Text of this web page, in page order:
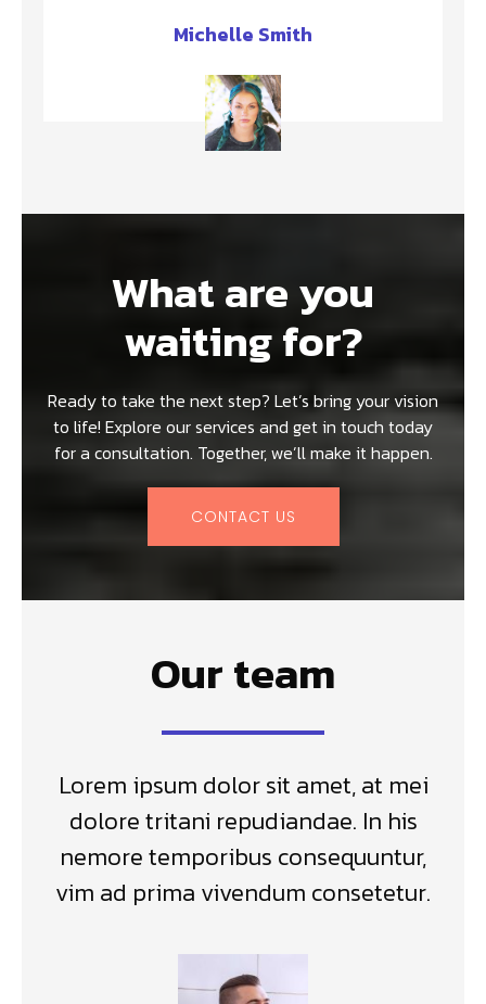
Michelle Smith
What are you
waiting for?
Ready to take the next step? Let’s bring your vision
to life! Explore our services and get in touch today
for a consultation. Together, we’ll make it happen.
CONTACT US
Our team
Lorem ipsum dolor sit amet, at mei
dolore tritani repudiandae. In his
nemore temporibus consequuntur,
vim ad prima vivendum consetetur.